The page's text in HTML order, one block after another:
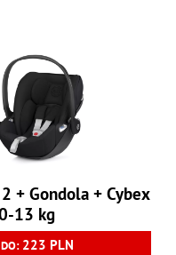
+ Gondola + Cybex
13 kg
223 PLN